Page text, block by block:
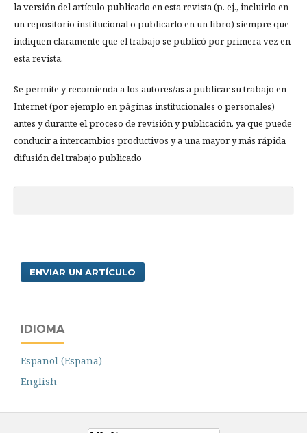
la versión del artículo publicado en esta revista (p. ej., incluirlo en
un repositorio institucional o publicarlo en un libro) siempre que
indiquen claramente que el trabajo se publicó por primera vez en
esta revista.
Se permite y recomienda a los autores/as a publicar su trabajo en
Internet (por ejemplo en páginas institucionales o personales)
antes y durante el proceso de revisión y publicación, ya que puede
conducir a intercambios productivos y a una mayor y más rápida
difusión del trabajo publicado
ENVIAR UN ARTÍCULO
IDIOMA
Español (España)
English